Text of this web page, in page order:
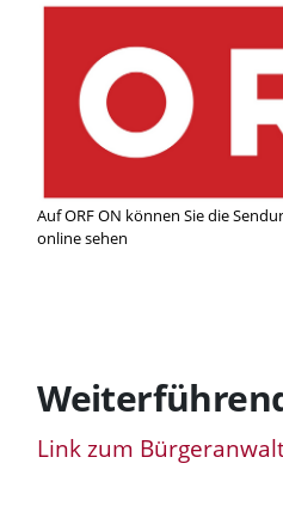
Auf ORF ON können Sie die
online sehen
Link zum